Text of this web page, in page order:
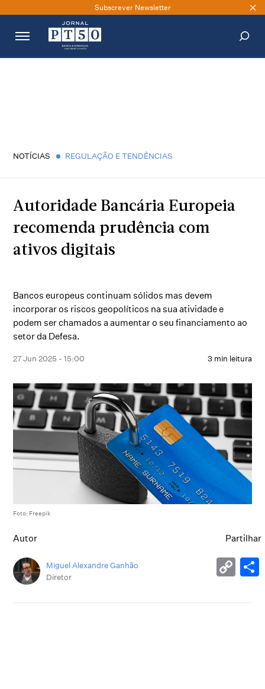
Subscrever Newsletter
NOTÍCIAS REGULAÇÃO E TENDÊNCIAS
Autoridade Bancária Europeia
recomenda prudência com
ativos digitais
Bancos europeus continuam sólidos mas devem
incorporar os riscos geopolíticos na sua atividade e
podem ser chamados a aumentar o seu financiamento ao
setor da Defesa.
27 Jun 2025 - 15:00 3 min leitura
Foto: Freepik
Autor
Miguel Alexandre Ganhão
Diretor
Partilhar